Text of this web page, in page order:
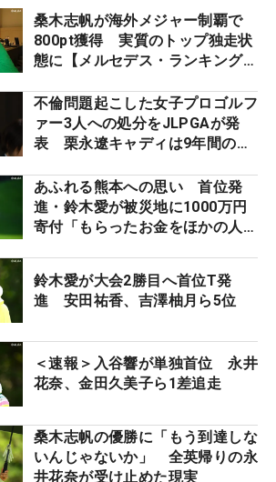
桑木志帆が海外メジャー制覇で
800pt獲得 実質のトップ独走状
態に【メルセデス・ランキング番
不倫問題起こした女子プロゴルフ
ァー3人への処分をJLPGAが発
表 栗永遼キャディは9年間の立
あふれる熊本への思い 首位発
進・鈴木愛が被災地に1000万円
寄付「もらったお金をほかの人
鈴木愛が大会2勝目へ首位T発
進 安田祐香、吉澤柚月ら5位
＜速報＞入谷響が単独首位 永井
花奈、金田久美子ら1差追走
桑木志帆の優勝に「もう到達しな
いんじゃないか」 全英帰りの永
井花奈が受け止めた現実